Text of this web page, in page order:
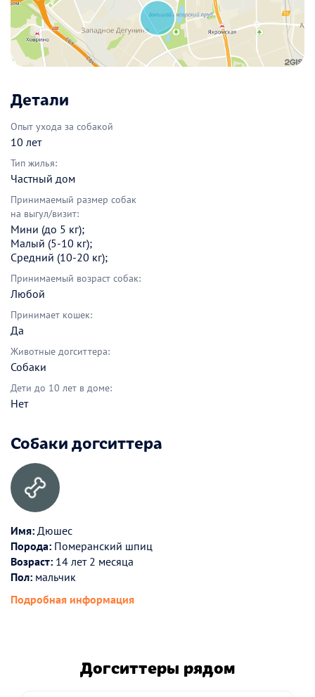
Детали
Опыт ухода за собакой
10 лет
Тип жилья:
Частный дом
Принимаемый размер собак
на выгул/визит:
Мини (до 5 кг);
Малый (5-10 кг);
Средний (10-20 кг);
Принимаемый возраст собак:
Любой
Принимает кошек:
Да
Животные догситтера:
Собаки
Дети до 10 лет в доме:
Нет
Собаки догситтера
Имя: Дюшес
Порода: Померанский шпиц
Возраст: 14 лет 2 месяца
Пол: мальчик
Подробная информация
Догситтеры рядом